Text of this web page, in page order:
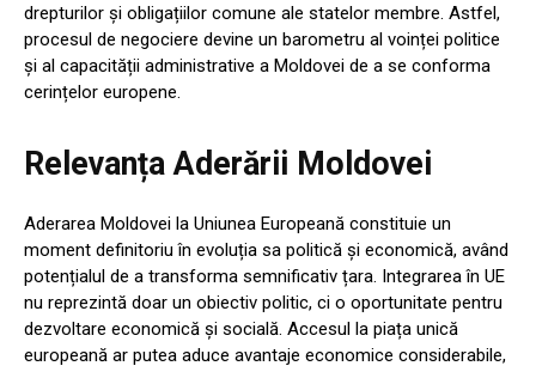
drepturilor și obligațiilor comune ale statelor membre. Astfel,
procesul de negociere devine un barometru al voinței politice
și al capacității administrative a Moldovei de a se conforma
cerințelor europene.
Relevanța Aderării Moldovei
Aderarea Moldovei la Uniunea Europeană constituie un
moment definitoriu în evoluția sa politică și economică, având
potențialul de a transforma semnificativ țara. Integrarea în UE
nu reprezintă doar un obiectiv politic, ci o oportunitate pentru
dezvoltare economică și socială. Accesul la piața unică
europeană ar putea aduce avantaje economice considerabile,